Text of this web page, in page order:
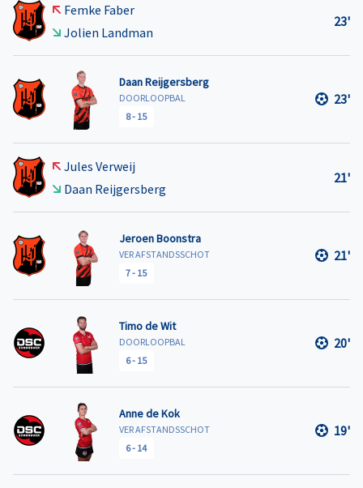
Femke Faber
Jolien Landman
23'
Daan Reijgersberg
DOORLOOPBAL
8- 15
23'
Jules Verweij
Daan Reijgersberg
21'
Jeroen Boonstra
VER AFSTANDSSCHOT
7- 15
21'
Timo de Wit
DOORLOOPBAL
6- 15
20'
Anne de Kok
VER AFSTANDSSCHOT
6- 14
19'